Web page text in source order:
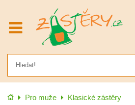
Úvod Pro muže Klasické zástěry